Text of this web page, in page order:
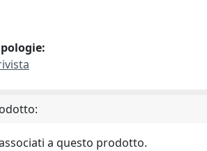
a questo prodotto.